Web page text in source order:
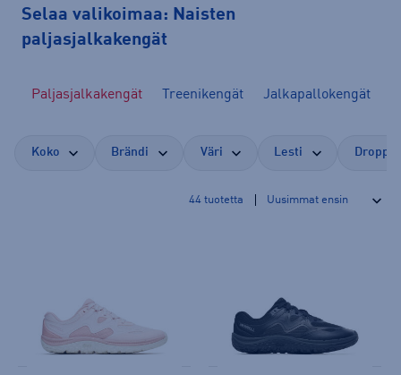
Selaa valikoimaa: Naisten
paljasjalkakengät
Paljasjalkakengät Treenikengät Jalkapallokengät
Koko Brändi Väri Lesti Droppi
44 tuotetta